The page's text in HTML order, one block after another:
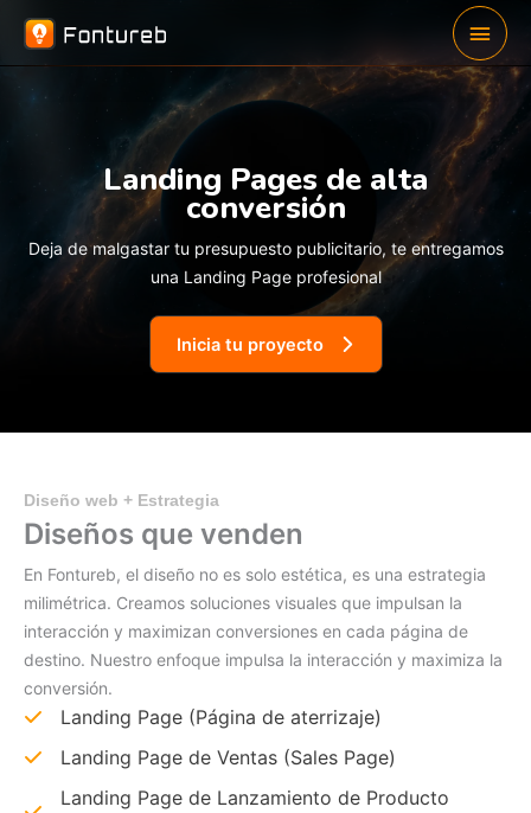
contenido
Landing Pages de alta
conversión
Deja de malgastar tu presupuesto publicitario, te entregamos
una Landing Page profesional
Inicia tu proyecto
Diseño web + Estrategia
Diseños que venden
En Fontureb, el diseño no es solo estética, es una estrategia
milimétrica. Creamos soluciones visuales que impulsan la
interacción y maximizan conversiones en cada página de
destino. Nuestro enfoque impulsa la interacción y maximiza la
conversión.
Landing Page (Página de aterrizaje)
Landing Page de Ventas (Sales Page)
Landing Page de Lanzamiento de Producto